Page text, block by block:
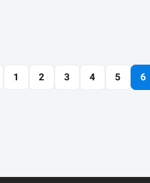
1 2 3 4 5 6